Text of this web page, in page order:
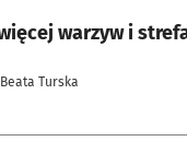
warzyw i
Beata Turska